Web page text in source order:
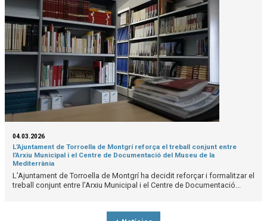
04.03.2026
L’Ajuntament de Torroella de Montgrí reforça el treball conjunt entre
l’Arxiu Municipal i el Centre de Documentació del Museu de la
Mediterrània
L’Ajuntament de Torroella de Montgrí ha decidit reforçar i formalitzar el
treball conjunt entre l’Arxiu Municipal i el Centre de Documentació...